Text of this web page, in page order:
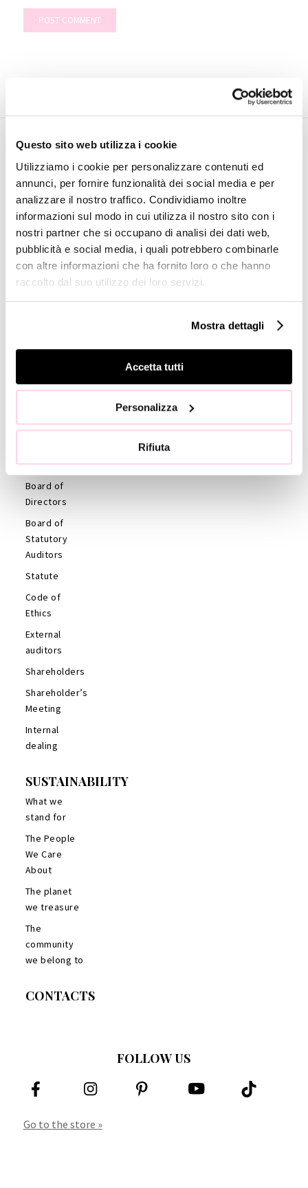
Questo sito web utilizza i cookie
Utilizziamo i cookie per personalizzare contenuti ed
annunci, per fornire funzionalità dei social media e per
analizzare il nostro traffico. Condividiamo inoltre
informazioni sul modo in cui utilizza il nostro sito con i
nostri partner che si occupano di analisi dei dati web,
pubblicità e social media, i quali potrebbero combinarle
con altre informazioni che ha fornito loro o che hanno
raccolto dal suo utilizzo dei loro servizi.
Mostra dettagli
Accetta tutti
Personalizza
Rifiuta
INVESTOR
RELATIONS
Financial
calendar
Press
release
Share Price
Financial
Coverage
Profile
GOVERNANCE
Board of
Directors
Board of
Statutory
Auditors
Statute
Code of
Ethics
External
auditors
Shareholders
Shareholder’s
Meeting
Internal
dealing
SUSTAINABILITY
What we
stand for
The People
We Care
About
The planet
we treasure
The
community
we belong to
CONTACTS
FOLLOW US
Go to the store »